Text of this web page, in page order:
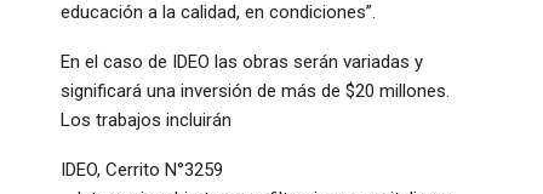
educación a la calidad, en condiciones”.
En el caso de IDEO las obras serán variadas y
significará una inversión de más de $20 millones.
Los trabajos incluirán
IDEO, Cerrito N°3259